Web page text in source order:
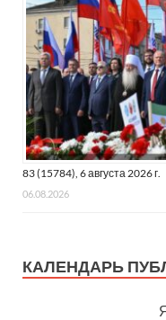
83 (15784), 6 августа 2026 г.
06.08.2026
КАЛЕНДАРЬ